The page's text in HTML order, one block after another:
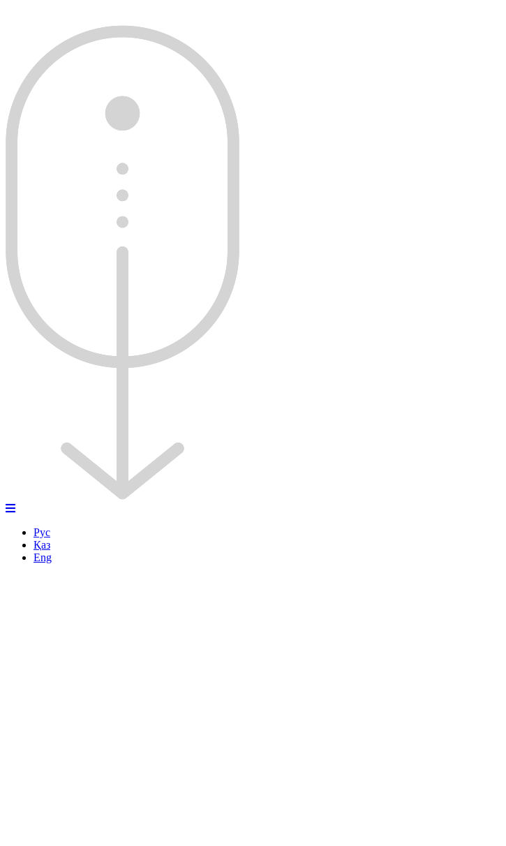
Рус
Қаз
Eng